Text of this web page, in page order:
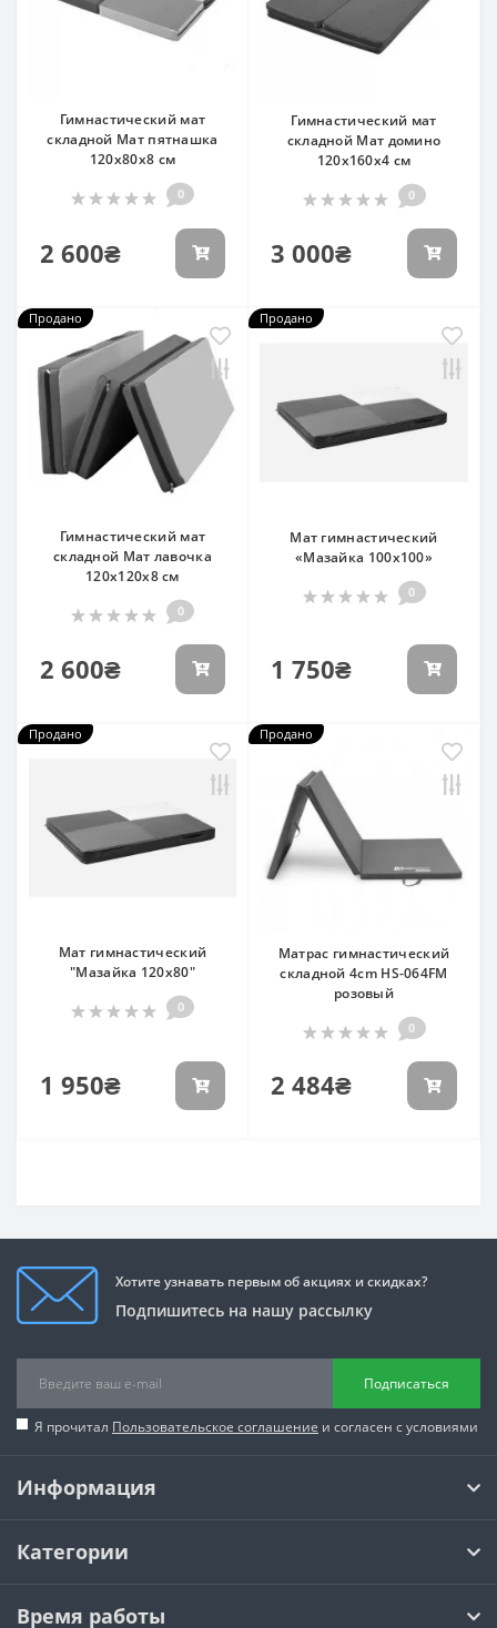
Гимнастический мат
складной Мат пятнашка
120х80x8 см
0
2 600₴
Гимнастический мат
складной Мат домино
120х160x4 см
0
3 000₴
Продано
Гимнастический мат
складной Мат лавочка
120х120x8 см
0
2 600₴
Продано
Мат гимнастический
«Мазайка 100х100»
0
1 750₴
Продано
Мат гимнастический
"Мазайка 120х80"
0
1 950₴
Продано
Матрас гимнастический
складной 4cm HS-064FM
розовый
0
2 484₴
Хотите узнавать первым об акциях и скидках?
Подпишитесь на нашу рассылку
Подписаться
Я прочитал Пользовательское соглашение и согласен с условиями
Информация
Категории
Время работы